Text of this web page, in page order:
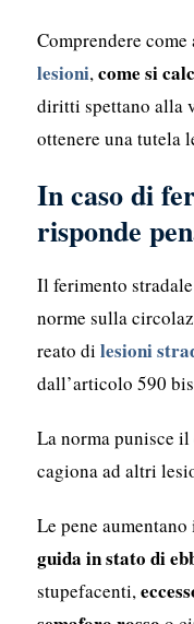
Comprendere come
lesioni,come si
diritti spettano alla
ottenere una tutela
In caso di
risponde
Il ferimento
norme sulla
reato di lesioni
dall’articolo 590
La norma punisce
cagiona ad altri
Le pene
guida in stato di
stupefacenti,